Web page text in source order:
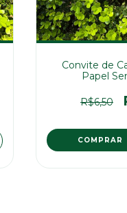
Convite de
Papel
R$6,50
COMPRAR